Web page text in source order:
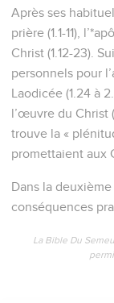
Ainsi, vous
Seigneur, en
toutes sortes
connaissance de
11 Nous lui
puissance
avec patience.
12 Remerciez avec
de lumière à
13 Il nous a en
a fait passer
C’est par lui